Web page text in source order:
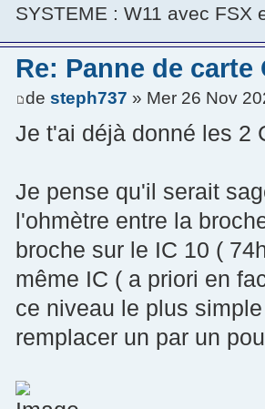
SYSTEME : W11 avec FSX
Re: Panne de
desteph737 » Mer 26 Nov
Je t'ai déjà donné les 2
Je pense qu'il serait
l'ohmètre entre la
broche sur le IC 10 (
même IC ( a priori en
ce niveau le plus
remplacer un par un